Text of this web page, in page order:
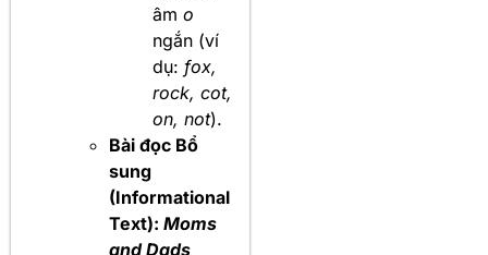
âm o
ngắn (ví
dụ: fox,
rock, cot,
on, not).
Bài đọc Bổ
sung
(Informational
Text): Moms
and Dads